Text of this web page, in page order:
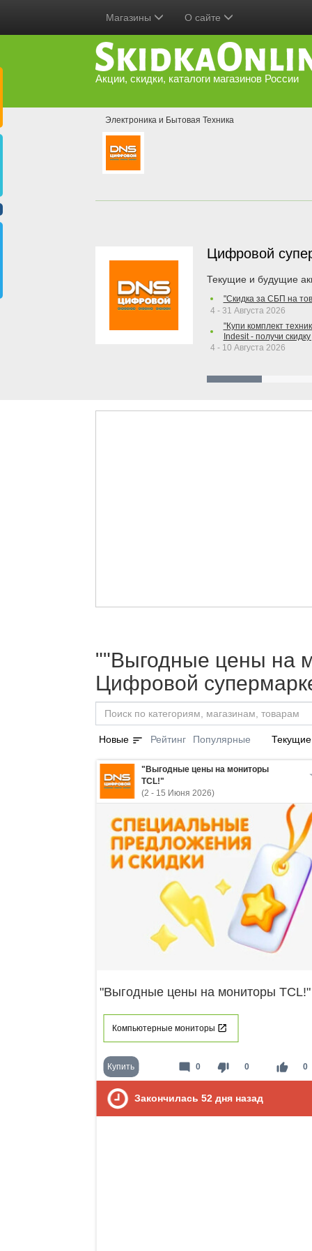
Магазины О сайте
Акции, скидки, каталоги магазинов России
Электроника и Бытовая Техника
Цифровой
Текущие и будущие
"Скидка за СБП на
4 - 31 Августа 2026
"Купи комплект
Indesit - получи
4 - 10 Августа 2026
""Выгодные цены на
Цифровой
Новые sort Рейтинг Популярные Текущие
"Выгодные цены на мониторы
TCL!"
(2 - 15 Июня 2026)
"Выгодные цены на мониторы TCL!"
Компьютерные мониторы
Купить thumb_down 0 thumb_up 0
mode_comment 0
Закончилась 52 дня назад